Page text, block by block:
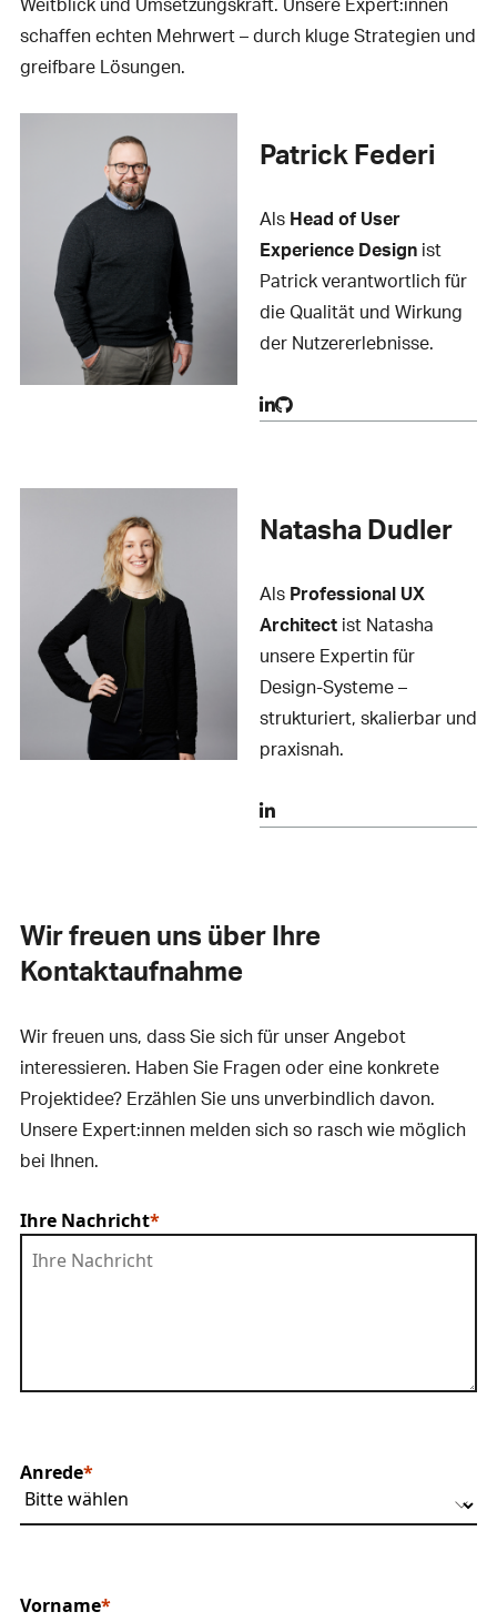
schaffen echten Mehrwert – durch kluge Strategien und
greifbare Lösungen.
Patrick Federi
Als Head of User
Experience Design ist
Patrick verantwortlich für
die Qualität und Wirkung
der Nutzererlebnisse.
Natasha Dudler
Als Professional UX
Architect ist Natasha
unsere Expertin für
Design-Systeme –
strukturiert, skalierbar und
praxisnah.
Wir freuen uns über Ihre
Kontaktaufnahme
Wir freuen uns, dass Sie sich für unser Angebot
interessieren. Haben Sie Fragen oder eine konkrete
Projektidee? Erzählen Sie uns unverbindlich davon.
Unsere Expert:innen melden sich so rasch wie möglich
bei Ihnen.
Ihre Nachricht
Anrede
Vorname